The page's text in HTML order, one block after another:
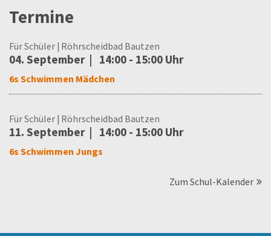
Termine
Für Schüler Röhrscheidbad Bautzen
04. September 14:00 - 15:00 Uhr
6s Schwimmen Mädchen
Für Schüler Röhrscheidbad Bautzen
11. September 14:00 - 15:00 Uhr
6s Schwimmen Jungs
Zum Schul-Kalender